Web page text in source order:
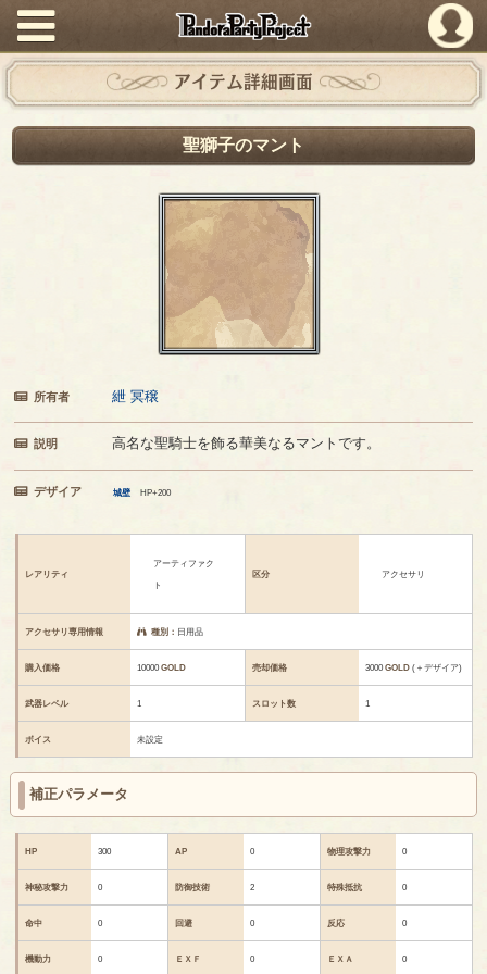
PandoraPartyProject
アイテム詳細画面
聖獅子のマント
所有者 紲 冥穣
説明 高名な聖騎士を飾る華美なるマントです。
デザイア 城壁 HP+200
レアリティ
アーティファク
ト
区分 アクセサリ
アクセサリ専用情報 種別： 日用品
購入価格 10000GOLD 売却価格 3000GOLD (＋デザイア)
武器レベル 1 スロット数 1
ボイス 未設定
補正パラメータ
HP 300 AP 0 物理攻撃力 0
神秘攻撃力 0 防御技術 2 特殊抵抗 0
命中 0 回避 0 反応 0
機動力 0 ＥＸＦ 0 ＥＸＡ 0